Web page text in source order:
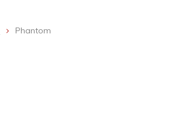
Phantom